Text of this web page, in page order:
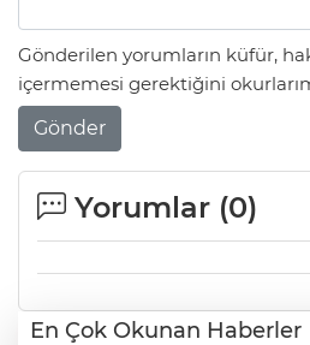
Gönderilen yorumların küfür,
içermemesi gerektiğini
Gönder
Yorumlar (0)
En Çok Okunan Haberler